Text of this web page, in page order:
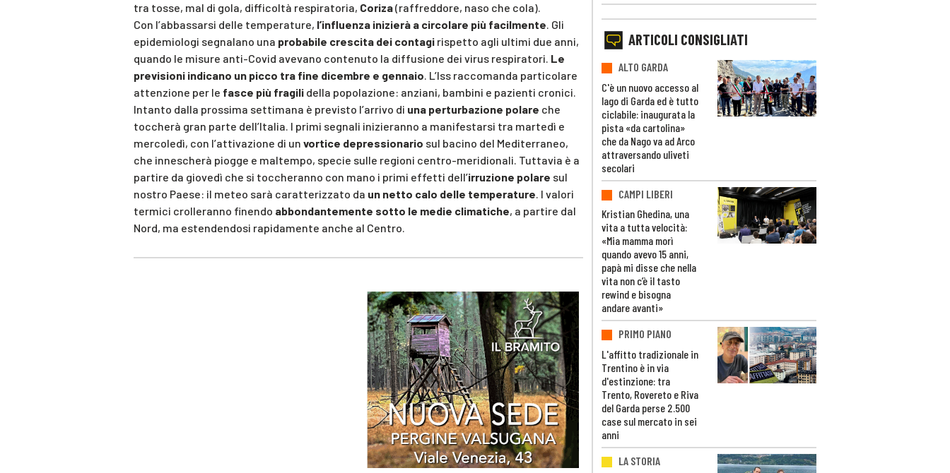
tra tosse, mal di gola, difficoltà respiratoria, Coriza(raffreddore, naso che cola).
Con l’abbassarsi delle temperature, l’influenza inizierà a circolare più facilmente. Gli
epidemiologi segnalano una probabile crescita dei contagi rispetto agli ultimi due anni,
quando le misure anti-Covid avevano contenuto la diffusione dei virus respiratori. Le
previsioni indicano un picco tra fine dicembre e gennaio. L’Iss raccomanda particolare
attenzione per le fasce più fragili della popolazione: anziani, bambini e pazienti cronici.
Intanto dalla prossima settimana è previsto l’arrivo di una perturbazione polare che
toccherà gran parte dell’Italia. I primi segnali inizieranno a manifestarsi tra martedì e
mercoledì, con l’attivazione di un vortice depressionario sul bacino del Mediterraneo,
che innescherà piogge e maltempo, specie sulle regioni centro-meridionali. Tuttavia è a
partire da giovedì che si toccheranno con mano i primi effetti dell’irruzione polare sul
nostro Paese: il meteo sarà caratterizzato da un netto calo delle temperature. I valori
termici crolleranno finendo abbondantemente sotto le medie climatiche, a partire dal
Nord, ma estendendosi rapidamente anche al Centro.
ARTICOLI CONSIGLIATI
ALTO GARDA
C'è un nuovo accesso al
lago di Garda ed è tutto
ciclabile: inaugurata la
pista «da cartolina»
che da Nago va ad Arco
attraversando uliveti
secolari
CAMPI LIBERI
Kristian Ghedina, una
vita a tutta velocità:
«Mia mamma morì
quando avevo 15 anni,
papà mi disse che nella
vita non c’è il tasto
rewind e bisogna
andare avanti»
PRIMO PIANO
L'affitto tradizionale in
Trentino è in via
d'estinzione: tra
Trento, Rovereto e Riva
del Garda perse 2.500
case sul mercato in sei
anni
LA STORIA